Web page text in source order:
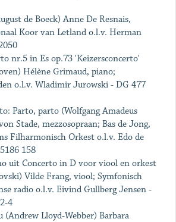
de Boeck) Anne De Resnais,
Koor van Letland o.l.v. Herman
nr.5 in Es op.73 'Keizersconcerto'
Hélène Grimaud, piano;
o.l.v. Wladimir Jurowski - DG 477
Parto, parto (Wolfgang Amadeus
Stade, mezzosopraan; Bas de Jong,
Filharmonisch Orkest o.l.v. Edo de
158
uit Concerto in D voor viool en orkest
Vilde Frang, viool; Symfonisch
radio o.l.v. Eivind Gullberg Jensen -
4
(Andrew Lloyd-Webber) Barbara